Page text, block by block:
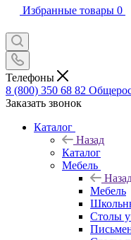
Избранные товары 0
Телефоны
8 (800) 350 68 82
Заказать звонок
Каталог
Назад
Каталог
Мебель
Мебель
Столы